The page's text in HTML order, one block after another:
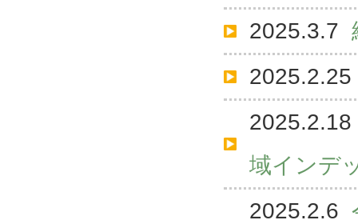
2025.3.7
2025.2.25
2025.2.18
域インデ
2025.2.6